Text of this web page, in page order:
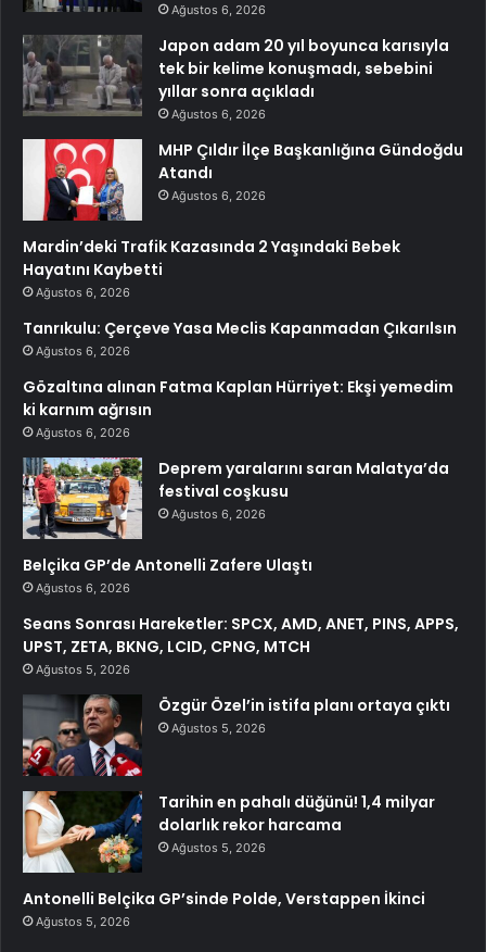
Ağustos 6, 2026
Japon adam 20 yıl boyunca karısıyla
tek bir kelime konuşmadı, sebebini
yıllar sonra açıkladı
Ağustos 6, 2026
MHP Çıldır İlçe Başkanlığına Gündoğdu
Atandı
Ağustos 6, 2026
Mardin’deki Trafik Kazasında 2 Yaşındaki Bebek
Hayatını Kaybetti
Ağustos 6, 2026
Tanrıkulu: Çerçeve Yasa Meclis Kapanmadan Çıkarılsın
Ağustos 6, 2026
Gözaltına alınan Fatma Kaplan Hürriyet: Ekşi yemedim
ki karnım ağrısın
Ağustos 6, 2026
Deprem yaralarını saran Malatya’da
festival coşkusu
Ağustos 6, 2026
Belçika GP’de Antonelli Zafere Ulaştı
Ağustos 6, 2026
Seans Sonrası Hareketler: SPCX, AMD, ANET, PINS, APPS,
UPST, ZETA, BKNG, LCID, CPNG, MTCH
Ağustos 5, 2026
Özgür Özel’in istifa planı ortaya çıktı
Ağustos 5, 2026
Tarihin en pahalı düğünü! 1,4 milyar
dolarlık rekor harcama
Ağustos 5, 2026
Antonelli Belçika GP’sinde Polde, Verstappen İkinci
Ağustos 5, 2026